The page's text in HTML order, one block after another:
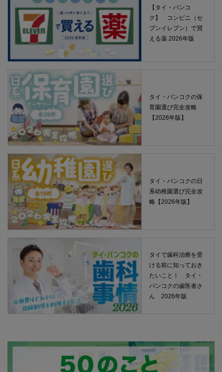
【タイ・バンコ
ク】 コンビニ（セ
ブンイレブン）で買
える薬 2026年版
タイ・バンコクの保
育園選び完全攻略
【2026年版】
タイ・バンコクの日
系幼稚園選び完全攻
略【2026年版】
タイで歯科治療を受
ける前に知っておき
たいこと！ タイ・
バンコクの歯医者さ
ん 2026年版